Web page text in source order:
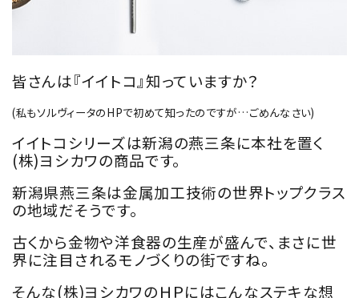
皆さんは『イイトコ』知っていますか？
(私もソルヴィータのHPで初めて知ったのですが…ごめんなさい)
イイトコシリーズは新潟の燕三条に本社を置く
(株)ヨシカワの商品です。
新潟県燕三条は金属加工技術の世界トップクラス
の地域だそうです。
古くから金物や洋食器の生産が盛んで、まさに世
界に注目されるモノづくりの街ですね。
そんな(株)ヨシカワのＨＰにはこんなステキな想